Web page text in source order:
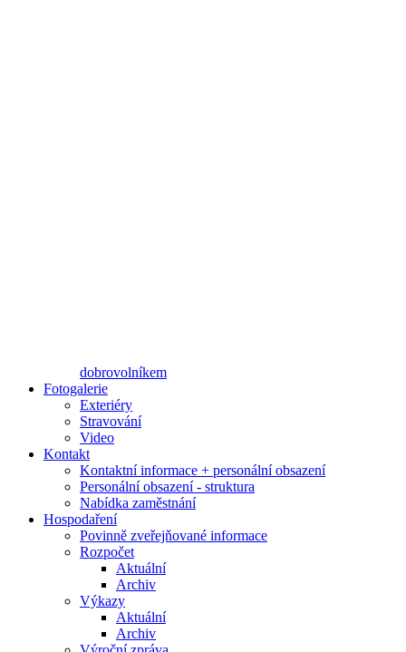
dobrovolníkem
Fotogalerie
Exteriéry
Stravování
Video
Kontakt
Kontaktní informace + personální obsazení
Personální obsazení - struktura
Nabídka zaměstnání
Hospodaření
Povinně zveřejňované informace
Rozpočet
Aktuální
Archiv
Výkazy
Aktuální
Archiv